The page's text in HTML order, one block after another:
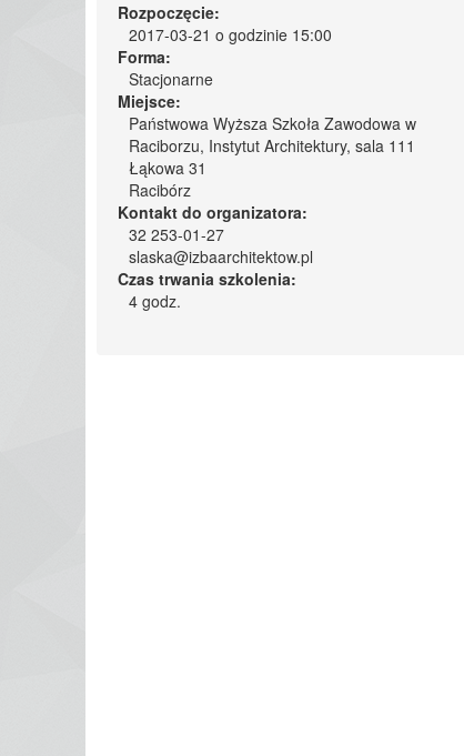
Rozpoczęcie:
2017-03-21 o godzinie 15:00
Forma:
Stacjonarne
Miejsce:
Państwowa Wyższa Szkoła Zawodowa w
Raciborzu, Instytut Architektury, sala 111
Łąkowa 31
Racibórz
Kontakt do organizatora:
32 253-01-27
slaska@izbaarchitektow.pl
Czas trwania szkolenia:
4 godz.